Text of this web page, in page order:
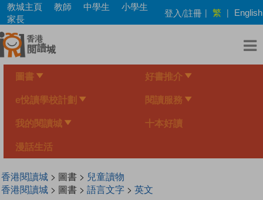
Skip
main
content
教城主頁 教師 中學生
小學生
家長
登入/註冊 | 繁 | English
圖書 好書推介
e悅讀學校計劃 閱讀服務
我的閱讀城 十本好讀
漫話生活
香港閱讀城> 圖書 > 兒童讀物
香港閱讀城> 圖書 > 語言文字> 英文